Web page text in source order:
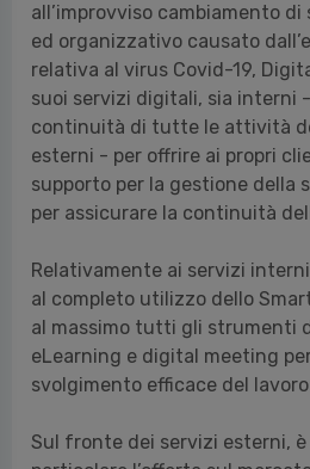
all’improvviso cambiamento
ed organizzativo causato
relativa al virus Covid-19,
suoi servizi digitali, sia interni
continuità di tutte le attività
esterni - per offrire ai propri
supporto per la gestione della
per assicurare la continuità
Relativamente ai servizi
al completo utilizzo dello
al massimo tutti gli strumenti
eLearning e digital meeting
svolgimento efficace del
Sul fronte dei servizi esterni,